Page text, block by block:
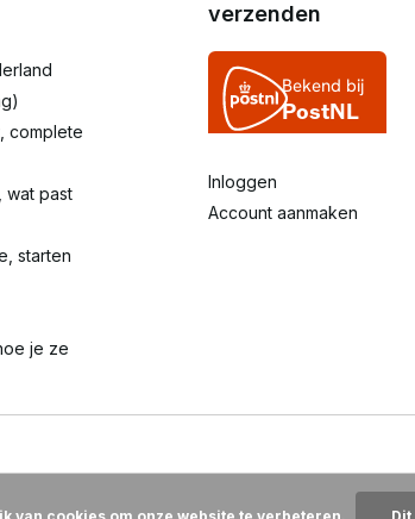
complete
wat past
starten
je ze
verzenden
Inloggen
Account aanmaken